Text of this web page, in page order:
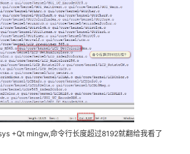
+Qt mingw,命令行长度超过8192就翻给我看了